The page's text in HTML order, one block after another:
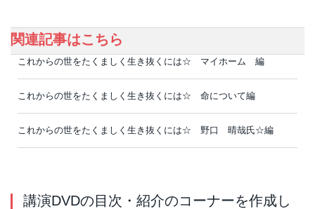
関連記事はこちら
これからの世をたくましく生き抜くには☆ マイホーム 編
これからの世をたくましく生き抜くには☆ 命について編
これからの世をたくましく生き抜くには☆ 野口 晴哉氏☆編
講演DVDの目次・紹介のコーナーを作成し